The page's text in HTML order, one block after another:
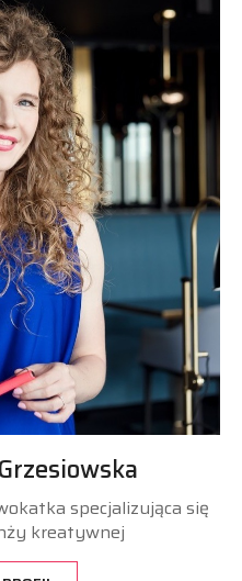
specjalizująca się
kreatywnej